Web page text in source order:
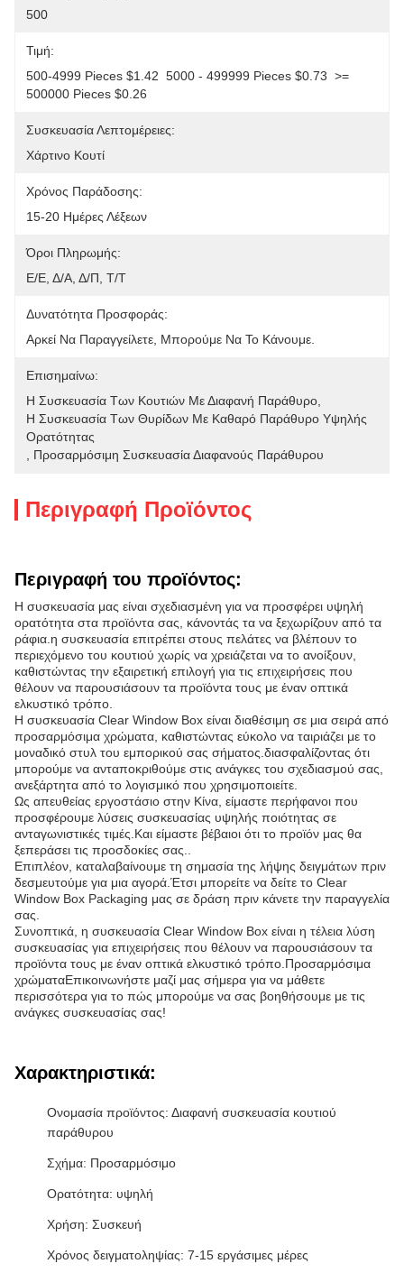
500
Τιμή:
500-4999 Pieces $1.42  5000 - 499999 Pieces $0.73  >=
500000 Pieces $0.26
Συσκευασία Λεπτομέρειες:
Χάρτινο Κουτί
Χρόνος Παράδοσης:
15-20 Ημέρες Λέξεων
Όροι Πληρωμής:
Ε/Ε, Δ/Α, Δ/Π, Τ/Τ
Δυνατότητα Προσφοράς:
Αρκεί Να Παραγγείλετε, Μπορούμε Να Το Κάνουμε.
Επισημαίνω:
Η Συσκευασία Των Κουτιών Με Διαφανή Παράθυρο
Η Συσκευασία Των Θυρίδων Με Καθαρό Παράθυρο Υψηλής
Ορατότητας
Προσαρμόσιμη Συσκευασία Διαφανούς Παράθυρου
Περιγραφή Προϊόντος
Περιγραφή του προϊόντος:
Η συσκευασία μας είναι σχεδιασμένη για να προσφέρει υψηλή
ορατότητα στα προϊόντα σας, κάνοντάς τα να ξεχωρίζουν από τα
ράφια.η συσκευασία επιτρέπει στους πελάτες να βλέπουν το
περιεχόμενο του κουτιού χωρίς να χρειάζεται να το ανοίξουν,
καθιστώντας την εξαιρετική επιλογή για τις επιχειρήσεις που
θέλουν να παρουσιάσουν τα προϊόντα τους με έναν οπτικά
ελκυστικό τρόπο.
Η συσκευασία Clear Window Box είναι διαθέσιμη σε μια σειρά από
προσαρμόσιμα χρώματα, καθιστώντας εύκολο να ταιριάζει με το
μοναδικό στυλ του εμπορικού σας σήματος.διασφαλίζοντας ότι
μπορούμε να ανταποκριθούμε στις ανάγκες του σχεδιασμού σας,
ανεξάρτητα από το λογισμικό που χρησιμοποιείτε.
Ως απευθείας εργοστάσιο στην Κίνα, είμαστε περήφανοι που
προσφέρουμε λύσεις συσκευασίας υψηλής ποιότητας σε
ανταγωνιστικές τιμές.Και είμαστε βέβαιοι ότι το προϊόν μας θα
ξεπεράσει τις προσδοκίες σας..
Επιπλέον, καταλαβαίνουμε τη σημασία της λήψης δειγμάτων πριν
δεσμευτούμε για μια αγορά.Έτσι μπορείτε να δείτε το Clear
Window Box Packaging μας σε δράση πριν κάνετε την παραγγελία
σας.
Συνοπτικά, η συσκευασία Clear Window Box είναι η τέλεια λύση
συσκευασίας για επιχειρήσεις που θέλουν να παρουσιάσουν τα
προϊόντα τους με έναν οπτικά ελκυστικό τρόπο.Προσαρμόσιμα
χρώματαΕπικοινωνήστε μαζί μας σήμερα για να μάθετε
περισσότερα για το πώς μπορούμε να σας βοηθήσουμε με τις
ανάγκες συσκευασίας σας!
Χαρακτηριστικά:
Ονομασία προϊόντος: Διαφανή συσκευασία κουτιού
παράθυρου
Σχήμα: Προσαρμόσιμο
Ορατότητα: υψηλή
Χρήση: Συσκευή
Χρόνος δειγματοληψίας: 7-15 εργάσιμες μέρες